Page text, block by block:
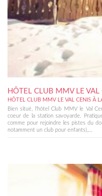
HÔTEL CLUB MMV LE VAL
HÔTEL CLUB MMV LE VAL CENIS
Bien situé, l'hôtel Club MMV le Val
coeur de la station savoyarde.
comme pour rejoindre les pistes du
notamment un club pour enfants),...